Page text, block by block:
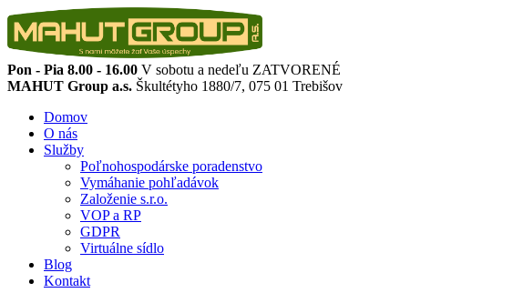
Pon - Pia 8.00 - 16.00 V sobotu a nedeľu ZATVORENÉ
MAHUT Group a.s. Škultétyho 1880/7, 075 01 Trebišov
Domov
O nás
Služby
Poľnohospodárske poradenstvo
Vymáhanie pohľadávok
Založenie s.r.o.
VOP a RP
GDPR
Virtuálne sídlo
Blog
Kontakt